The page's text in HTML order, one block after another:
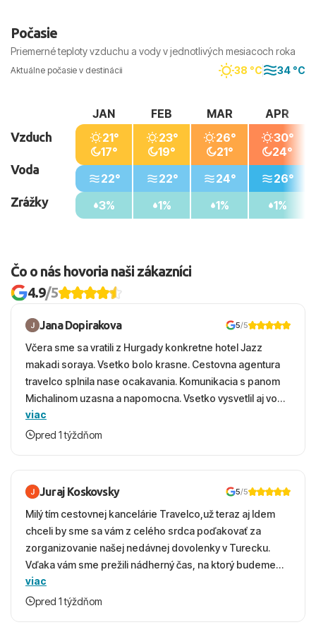
Počasie
Priemerné teploty vzduchu a vody v jednotlivých mesiacoch roka
Aktuálne počasie v destinácii 38 °C 34 °C
Vzduch
Voda
Zrážky
JAN
21°
17°
22°
3%
FEB
23°
19°
22°
1%
MAR
26°
21°
24°
1%
APR
30°
24°
26°
1%
Čo o nás hovoria naši zákazníci
4.9/5
Jana Dopirakova 5/5
Včera sme sa vratili z Hurgady konkretne hotel Jazz
makadi soraya. Vsetko bolo krasne. Cestovna agentura
travelco splnila nase ocakavania. Komunikacia s panom
Michalinom uzasna a napomocna. Vsetko vysvetlil aj vo
vecernych hodinach zaco sa ospravedlnujem. Hotel
krasny, cisty. Sluzby top. Strava, prostredie, more,
viac
pred 1 týždňom
Juraj Koskovsky 5/5
Milý tím cestovnej kancelárie Travelco,už teraz aj Idem
chceli by sme sa vám z celého srdca poďakovať za
zorganizovanie našej nedávnej dovolenky v Turecku.
Vďaka vám sme prežili nádherný čas, na ktorý budeme
ešte dlho s úsmevom spomínať. ​Všetko prebehlo
absolútne hladko – od prvotného výberu zájazdu, cez
viac
pred 1 týždňom